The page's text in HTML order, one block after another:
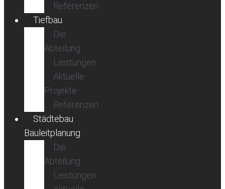
Referenzen
Tiefbau
Die
Abteilung
Leistungen
Aktuelle
Projekte
Referenzen
Städtebau
Bauleitplanung
Die
Abteilung
Leistungen